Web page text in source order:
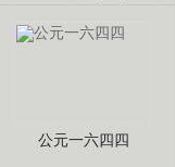
公元一六四四